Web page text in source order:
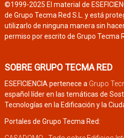
©1999-2025 El material de
de Grupo Tecma Red S.L. y está
utilizarlo de ninguna manera sin
permiso por escrito de Grupo Tecma
SOBRE GRUPO TECMA RED
ESEFICIENCIA pertenece a Grupo
español líder en las temáticas de
Tecnologías en la Edificación y la
Portales de Grupo Tecma Red: